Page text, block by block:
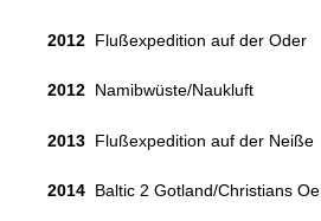
2012 Flußexpedition auf der Oder
2012 Namibwüste/Naukluft
2013 Flußexpedition auf der Neiße
2014 Baltic 2 Gotland/Christians Oe